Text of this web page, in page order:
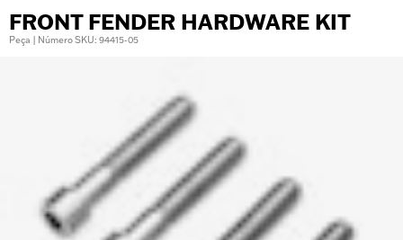
FRONT FENDER HARDWARE KIT
Peça | Número SKU: 94415-05